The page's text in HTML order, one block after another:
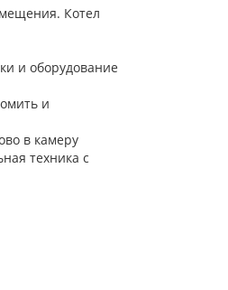
Котел
и оборудование
и
в камеру
техника с